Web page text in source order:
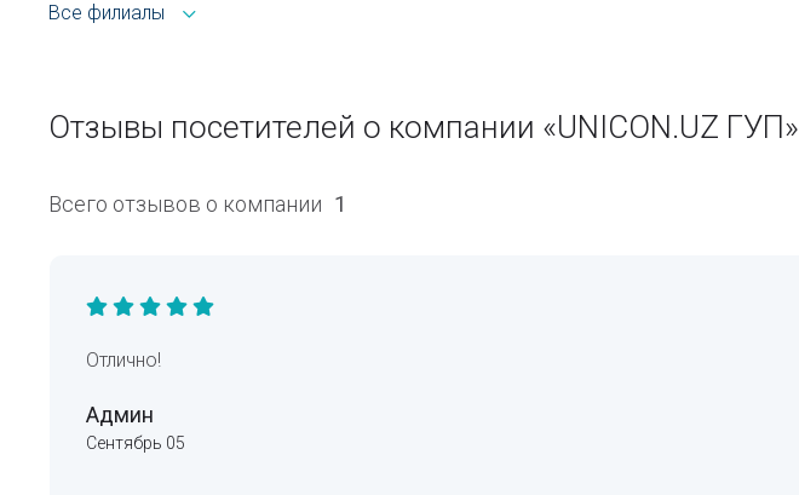
Все филиалы
Отзывы посетителей о компании «UNICON.UZ ГУП»
Всего отзывов о компании 1
Отлично!
Админ
Сентябрь 05